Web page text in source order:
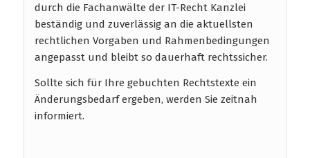
durch die Fachanwälte der IT-Recht Kanzlei
beständig und zuverlässig an die aktuellsten
rechtlichen Vorgaben und Rahmenbedingungen
angepasst und bleibt so dauerhaft rechtssicher.
Sollte sich für Ihre gebuchten Rechtstexte ein
Änderungsbedarf ergeben, werden Sie zeitnah
informiert.